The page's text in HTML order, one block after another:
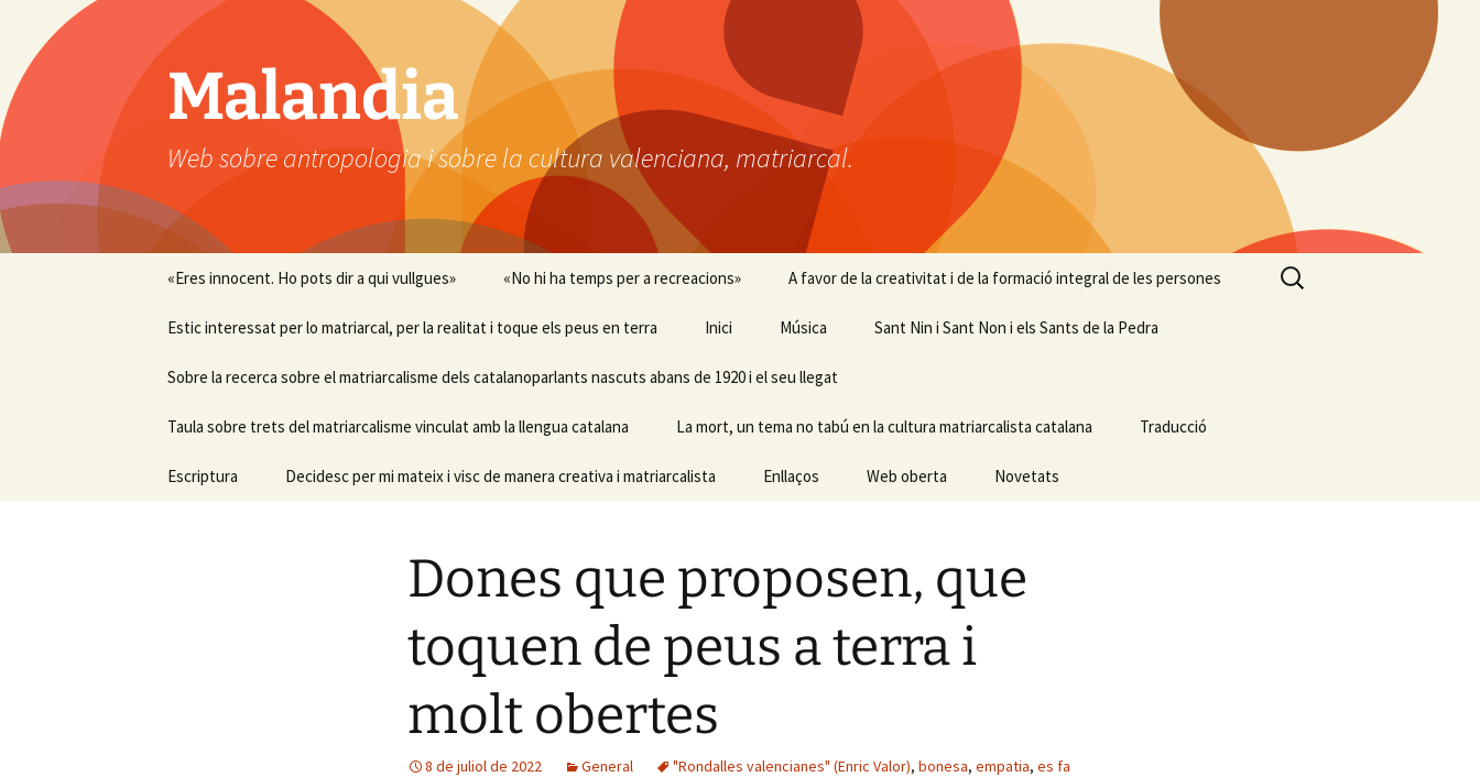
contingut
Malandia
Web sobre antropologia i sobre la cultura valenciana, matriarcal.
«Eres innocent. Ho pots dir a qui vullgues» «No hi ha temps per a recreacions» A favor de la creativitat i de la formació integral de les persones
Estic interessat per lo matriarcal, per la realitat i toque els peus en terra Inici Música Sant Nin i Sant Non i els Sants de la Pedra
Sobre la recerca sobre el matriarcalisme dels catalanoparlants nascuts abans de 1920 i el seu llegat
Taula sobre trets del matriarcalisme vinculat amb la llengua catalana La mort, un tema no tabú en la cultura matriarcalista catalana Traducció
Escriptura Decidesc per mi mateix i visc de manera creativa i matriarcalista Enllaços Web oberta Novetats
Cerca:
Dones que proposen, que
toquen de peus a terra i
molt obertes
8 de juliol de 2022 General "Rondalles valencianes" (Enric Valor), bonesa, empatia, es fa